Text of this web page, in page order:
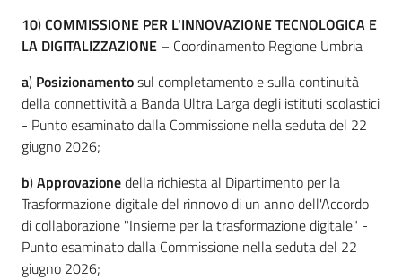
10)COMMISSIONE PER L'INNOVAZIONE TECNOLOGICA E
LA DIGITALIZZAZIONE – Coordinamento Regione Umbria
a) Posizionamentosul completamento e sulla continuità
della connettività a Banda Ultra Larga degli istituti scolastici
- Punto esaminato dalla Commissione nella seduta del 22
giugno 2026;
b)Approvazionedella richiesta al Dipartimento per la
Trasformazione digitale del rinnovo di un anno dell'Accordo
di collaborazione "Insieme per la trasformazione digitale" -
Punto esaminato dalla Commissione nella seduta del 22
giugno 2026;